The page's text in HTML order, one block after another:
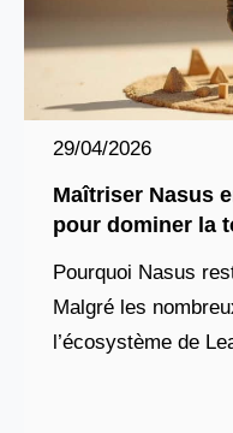
29/04/2026
Maîtriser Nasus
pour dominer la
Pourquoi Nasus
Malgré les
l’écosystème de